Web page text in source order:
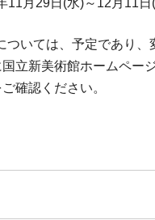
11月29日(水)～12月11日
ついては、予定であり、
立新美術館ホームペー
確認ください。